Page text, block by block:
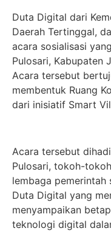
Duta Digital dari
Daerah Tertinggal,
acara sosialisasi
Pulosari, Kabupaten
Acara tersebut
membentuk Ruang
dari inisiatif Smart
Acara tersebut
Pulosari, tokoh-
lembaga pemerintah
Duta Digital yang
menyampaikan
teknologi digital